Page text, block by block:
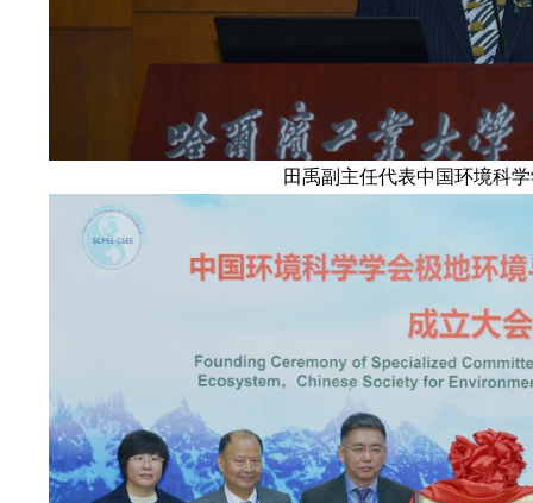
田禹副主任代表中国环境科